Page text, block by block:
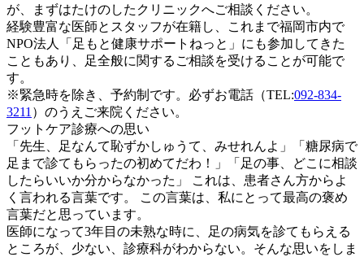
が、まずはたけのしたクリニックへご相談ください。
経験豊富な医師とスタッフが在籍し、これまで福岡市内で
NPO法人「足もと健康サポートねっと」にも参加してきた
こともあり、足全般に関するご相談を受けることが可能で
す。
※緊急時を除き、 予約制 です。必ずお電話（TEL:092-834-
3211 ）のうえご来院ください。
フットケア診療への思い
「先生、足なんて恥ずかしゅうて、みせれんよ」「糖尿病で
足まで診てもらったの初めてだわ！」「足の事、どこに相談
したらいいか分からなかった」 これは、患者さん方からよ
く言われる言葉です。 この言葉は、私にとって最高の褒め
言葉だと思っています。
医師になって3年目の未熟な時に、足の病気を診てもらえる
ところが、少ない、診療科がわからない。そんな思いをしま